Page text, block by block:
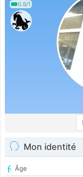
0.9/1
Mon identité
Âge